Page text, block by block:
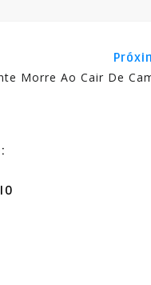
Morre Ao Cair De